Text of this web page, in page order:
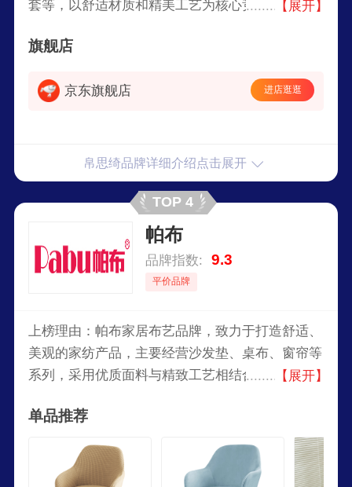
套等，以舒适材质和精美工艺为核心竞争力，在电
生活品质。
【展开】
旗舰店
京东旗舰店 进店逛逛
帛思绮品牌详细介绍点击展开
TOP 4
帕布
品牌指数: 9.3
平价品牌
上榜理由：帕布家居布艺品牌，致力于打造舒适、
美观的家纺产品，主要经营沙发垫、桌布、窗帘等
系列，采用优质面料与精致工艺相结合，凭借高性
口碑。
【展开】
单品推荐